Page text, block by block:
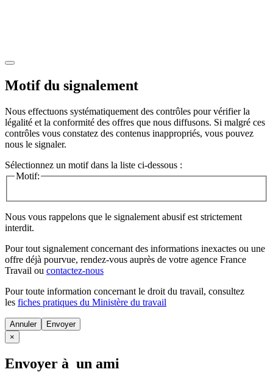
Motif du signalement
Nous effectuons systématiquement des contrôles pour vérifier la
légalité et la conformité des offres que nous diffusons. Si malgré ces
contrôles vous constatez des contenus inappropriés, vous pouvez
nous le signaler.
Sélectionnez un motif dans la liste ci-dessous :
Motif:
Nous vous rappelons que le signalement abusif est strictement
interdit.
Pour tout signalement concernant des informations inexactes ou une
offre déjà pourvue, rendez-vous auprès de votre agence France
Travail ou contactez-nous
Pour toute information concernant le droit du travail, consultez
les fiches pratiques du Ministère du travail
Annuler
×
Envoyer à un ami